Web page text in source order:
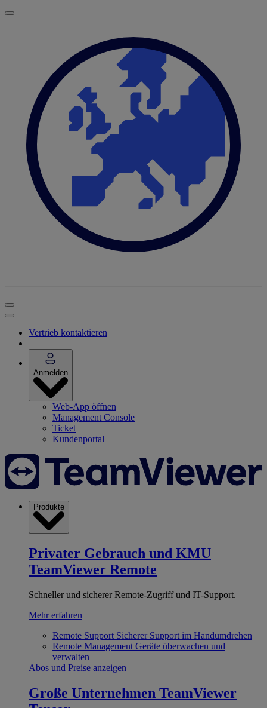
Vertrieb kontaktieren
Anmelden
Web-App öffnen
Management Console
Ticket
Kundenportal
Produkte
Privater Gebrauch und KMU
TeamViewer Remote
Schneller und sicherer Remote-Zugriff und IT-Support.
Mehr erfahren
Remote Support Sicherer Support im Handumdrehen
Remote Management Geräte überwachen und
verwalten
Abos und Preise anzeigen
Große Unternehmen TeamViewer